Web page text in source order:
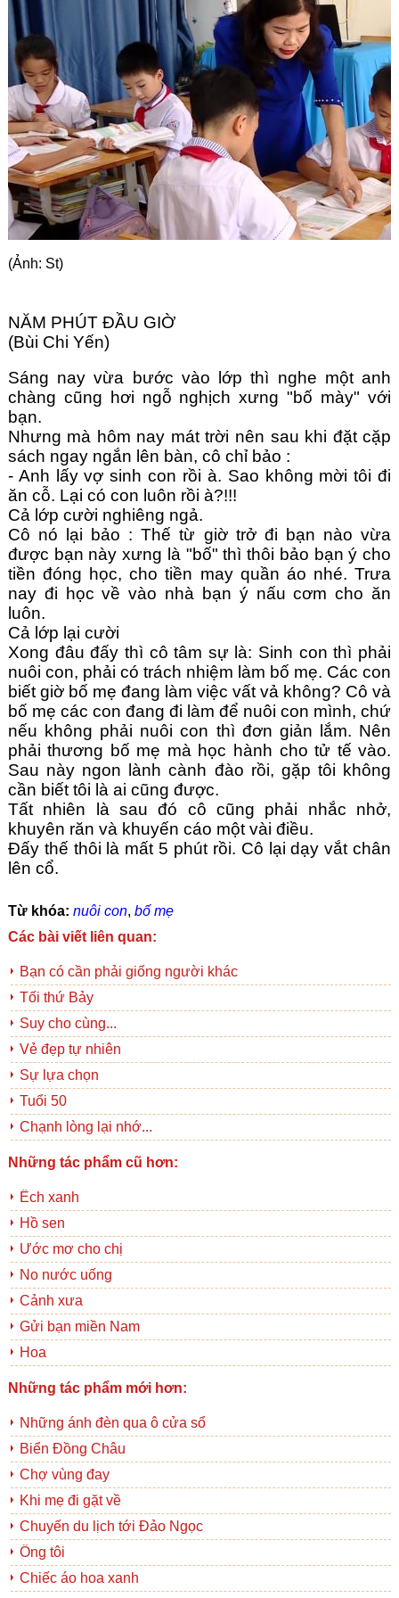
Góc chia sẻ
Liên hệ
Tìm kiếm
(Ảnh: St)
NĂM PHÚT ĐẦU GIỜ
(Bùi Chi Yến)
Sáng nay vừa bước vào lớp thì nghe một anh
chàng cũng hơi ngỗ nghịch xưng "bố mày" với
bạn.
Nhưng mà hôm nay mát trời nên sau khi đặt cặp
sách ngay ngắn lên bàn, cô chỉ bảo :
- Anh lấy vợ sinh con rồi à. Sao không mời tôi đi
ăn cỗ. Lại có con luôn rồi à?!!!
Cả lớp cười nghiêng ngả.
Cô nó lại bảo : Thế từ giờ trở đi bạn nào vừa
được bạn này xưng là "bố" thì thôi bảo bạn ý cho
tiền đóng học, cho tiền may quần áo nhé. Trưa
nay đi học về vào nhà bạn ý nấu cơm cho ăn
luôn.
Cả lớp lại cười
Xong đâu đấy thì cô tâm sự là: Sinh con thì phải
nuôi con, phải có trách nhiệm làm bố mẹ. Các con
biết giờ bố mẹ đang làm việc vất vả không? Cô và
bố mẹ các con đang đi làm để nuôi con mình, chứ
nếu không phải nuôi con thì đơn giản lắm. Nên
phải thương bố mẹ mà học hành cho tử tế vào.
Sau này ngon lành cành đào rồi, gặp tôi không
cần biết tôi là ai cũng được.
Tất nhiên là sau đó cô cũng phải nhắc nhở,
khuyên răn và khuyến cáo một vài điều.
Đấy thế thôi là mất 5 phút rồi. Cô lại dạy vắt chân
lên cổ.
Từ khóa: nuôi con, bố mẹ
Các bài viết liên quan:
Bạn có cần phải giống người khác
Tối thứ Bảy
Suy cho cùng...
Vẻ đẹp tự nhiên
Sự lựa chọn
Tuổi 50
Chạnh lòng lại nhớ...
Những tác phẩm cũ hơn:
Ếch xanh
Hồ sen
Ước mơ cho chị
No nước uống
Cảnh xưa
Gửi bạn miền Nam
Hoa
Những tác phẩm mới hơn:
Những ánh đèn qua ô cửa sổ
Biển Đồng Châu
Chợ vùng đay
Khi mẹ đi gặt về
Chuyến du lịch tới Đảo Ngọc
Ông tôi
Chiếc áo hoa xanh